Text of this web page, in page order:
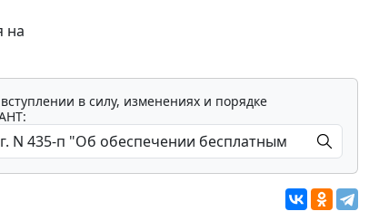
на
в силу, изменениях и порядке